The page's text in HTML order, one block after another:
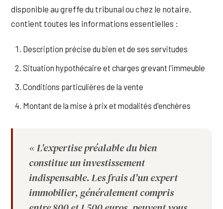
disponible au greffe du tribunal ou chez le notaire,
contient toutes les informations essentielles :
Description précise du bien et de ses servitudes
Situation hypothécaire et charges grevant l'immeuble
Conditions particulières de la vente
Montant de la mise à prix et modalités d'enchères
« L'expertise préalable du bien
constitue un investissement
indispensable. Les frais d'un expert
immobilier, généralement compris